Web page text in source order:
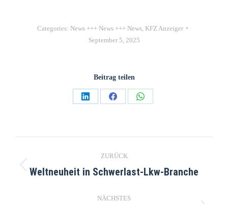
Categories: News +++ News +++ News KFZ Anzeiger
September 5, 2025
Beitrag teilen
ZURÜCK
Weltneuheit in Schwerlast-Lkw-Branche
NÄCHSTES